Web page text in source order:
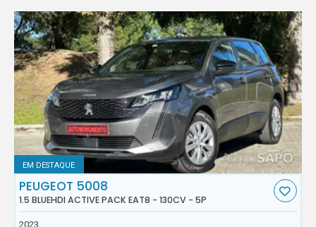
EM DESTAQUE
PEUGEOT 5008
1.5 BLUEHDI ACTIVE PACK EAT8 - 130CV - 5P
2023